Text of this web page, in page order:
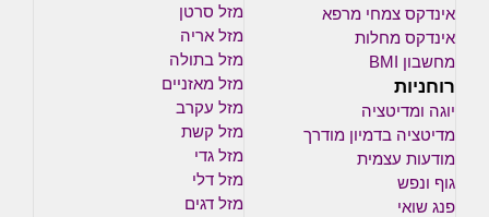
אינדקס צמחי מרפא
אינדקס מחלות
מחשבון BMI
רוחניות
יוגה ומדיטציה
מדיטציה בדמיון מודרך
מודעות עצמית
גוף ונפש
פנג שואי
מזל סרטן
מזל אריה
מזל בתולה
מזל מאזניים
מזל עקרב
מזל קשת
מזל גדי
מזל דלי
מזל דגים